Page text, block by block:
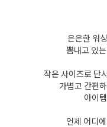
은은한 워
뽐내고 있는
작은 사이즈로 단
가볍고 간편
아이
언제 어디